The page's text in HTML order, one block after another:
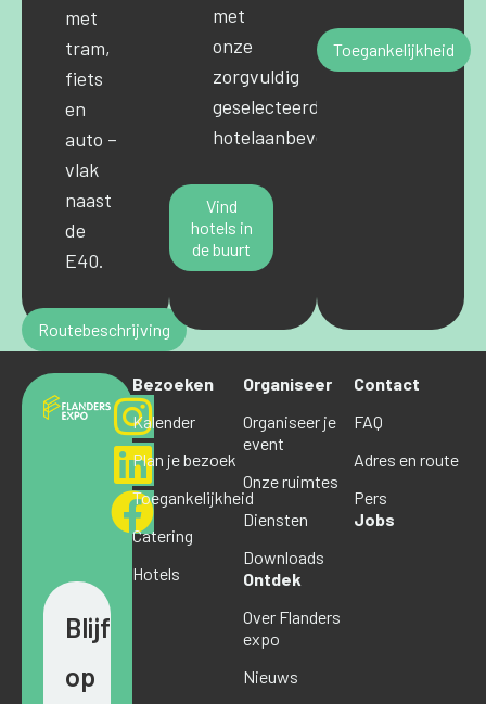
met
tram,
fiets
en
auto –
vlak
naast
de
E40.
Routebeschrijving
met
onze
zorgvuldig
geselecteerde
hotelaanbevelingen.
Vind
hotels in
de buurt
Toegankelijkheid
Blijf
op
Bezoeken
Kalender
Plan je bezoek
Toegankelijkheid
Catering
Hotels
Organiseer
Organiseer je
event
Onze ruimtes
Diensten
Downloads
Ontdek
Over Flanders
expo
Nieuws
Contact
FAQ
Adres en route
Pers
Jobs